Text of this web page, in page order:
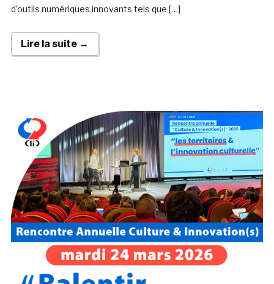
d’outils numériques innovants tels que […]
Lire la suite →